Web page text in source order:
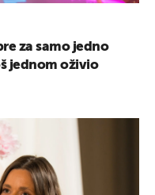
za samo jedno
jednom oživio